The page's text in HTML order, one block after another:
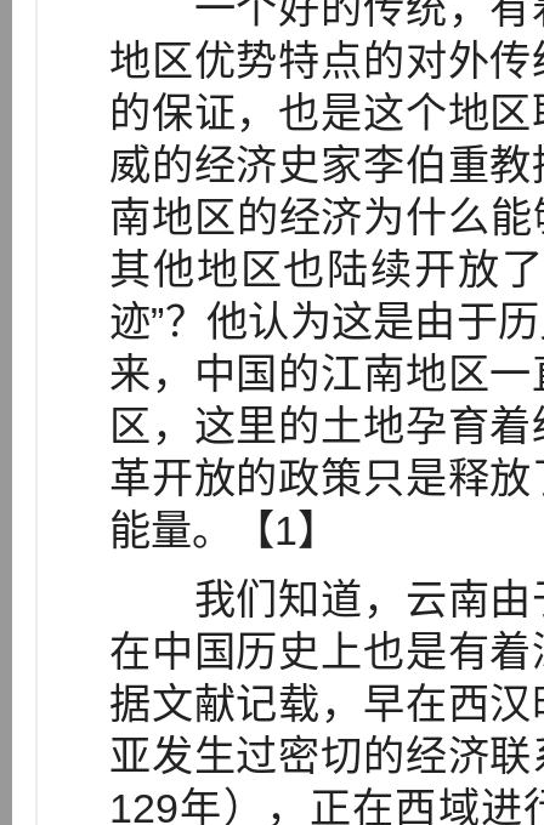
地区优势特点的对外
的保证，也是这个地
威的经济史家李伯重
南地区的经济为什么
其他地区也陆续开放
迹”？他认为这是由于
来，中国的江南地区
区，这里的土地孕育
革开放的政策只是释
能量。【1】
我们知道，云南由
在中国历史上也是有
据文献记载，早在西
亚发生过密切的经济
129年），正在西域进